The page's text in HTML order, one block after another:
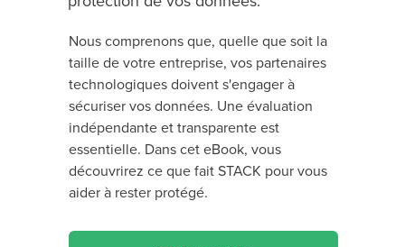
Nous comprenons que, quelle que soit la
taille de votre entreprise, vos partenaires
technologiques doivent s'engager à
sécuriser vos données. Une évaluation
indépendante et transparente est
essentielle. Dans cet eBook, vous
découvrirez ce que fait STACK pour vous
aider à rester protégé.